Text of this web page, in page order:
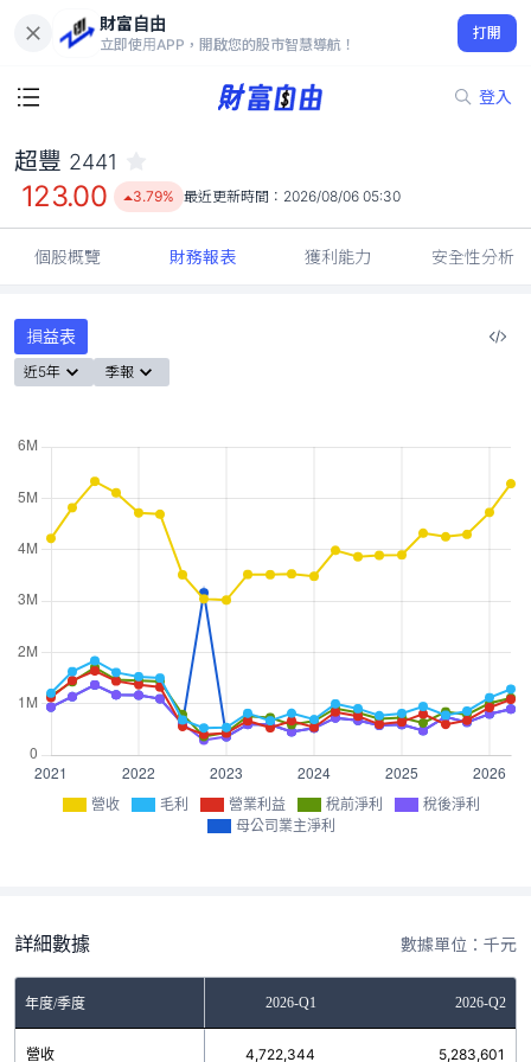
財富自由
立即使用APP，開啟您的股市智慧導航！
打開
登入
123.00
3.79%
超豐 2441
123.00 3.79% 最近更新時間： 2026/08/06 05:30
個股概覽 財務報表 獲利能力 安全性分析
損益表
近5年 季報
營收 毛利 營業利益 稅前淨利
稅後淨利
母公司業主淨利
詳細數據 數據單位：千元
年度/季度2025-Q4 2026-Q1 2026-Q2
營收 4,722,344 5,283,601